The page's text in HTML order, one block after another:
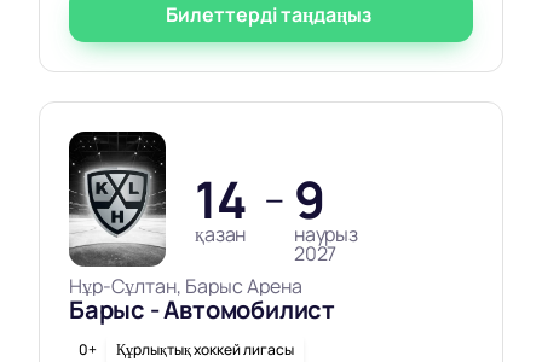
Билеттерді таңдаңыз
14
қазан
— 9
наурыз
2027
Нұр-Сұлтан, Барыс Арена
Барыс - Автомобилист
0+ Құрлықтық хоккей лигасы